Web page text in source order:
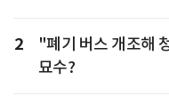
2
"폐기 버스 개조해
묘수?